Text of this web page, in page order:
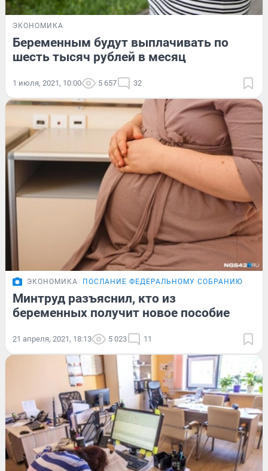
ЭКОНОМИКА
Беременным будут выплачивать по
шесть тысяч рублей в месяц
1 июля, 2021, 10:00 5 657 32
ЭКОНОМИКА ПОСЛАНИЕ ФЕДЕРАЛЬНОМУ СОБРАНИЮ
Минтруд разъяснил, кто из
беременных получит новое пособие
21 апреля, 2021, 18:13 5 023 11